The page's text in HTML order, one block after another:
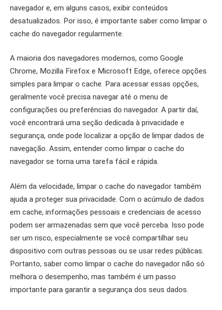
navegador e, em alguns casos, exibir conteúdos
desatualizados. Por isso, é importante saber como limpar o
cache do navegador regularmente.
A maioria dos navegadores modernos, como Google
Chrome, Mozilla Firefox e Microsoft Edge, oferece opções
simples para limpar o cache. Para acessar essas opções,
geralmente você precisa navegar até o menu de
configurações ou preferências do navegador. A partir daí,
você encontrará uma seção dedicada à privacidade e
segurança, onde pode localizar a opção de limpar dados de
navegação. Assim, entender como limpar o cache do
navegador se torna uma tarefa fácil e rápida.
Além da velocidade, limpar o cache do navegador também
ajuda a proteger sua privacidade. Com o acúmulo de dados
em cache, informações pessoais e credenciais de acesso
podem ser armazenadas sem que você perceba. Isso pode
ser um risco, especialmente se você compartilhar seu
dispositivo com outras pessoas ou se usar redes públicas.
Portanto, saber como limpar o cache do navegador não só
melhora o desempenho, mas também é um passo
importante para garantir a segurança dos seus dados.